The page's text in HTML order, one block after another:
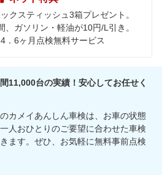
クスティッシュ3箱プレゼント。
ガソリン・軽油が10円/L引き。
．6ヶ月点検無料サービス
11,000台の実績！安心してお任せく
カメイあんしん車検は、お車の状態
人おひとりのご要望に合わせた車検
ます。ぜひ、お気軽に無料事前点検